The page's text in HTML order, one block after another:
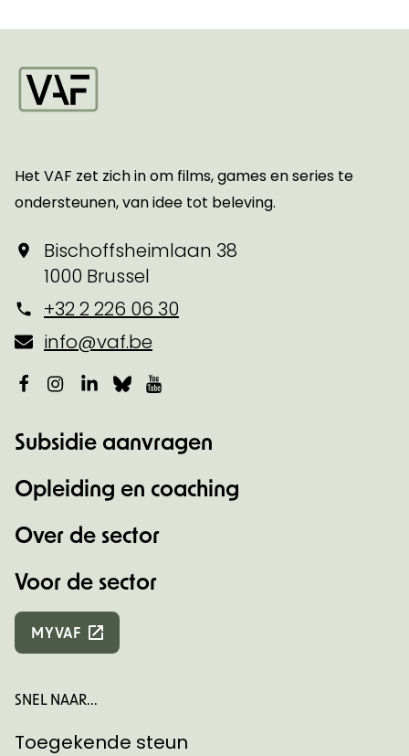
Het VAF zet zich in om films, games en series te
ondersteunen, van idee tot beleving.
Bischoffsheimlaan 38
1000 Brussel
+32 2 226 06 30
info@vaf.be
Facebook
Instagram
LinkedIn
Bluesky
Subsidie aanvragen
Opleiding en coaching
Over de sector
Voor de sector
MYVAF
SNEL NAAR...
Toegekende steun